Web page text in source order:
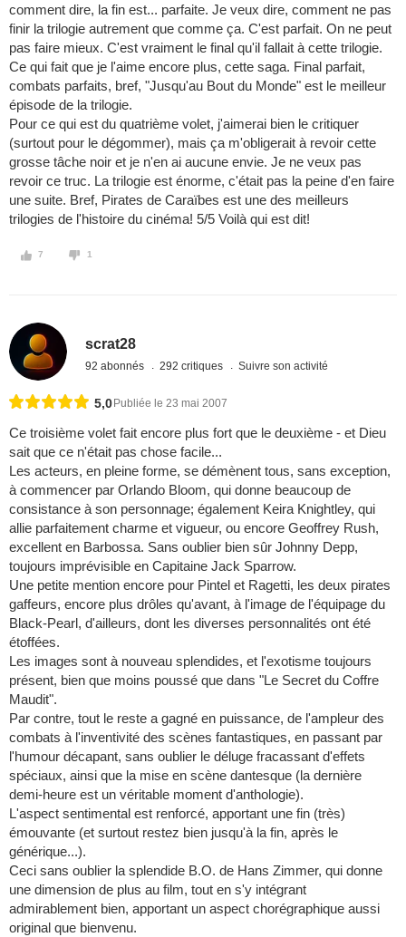
comment dire, la fin est... parfaite. Je veux dire, comment ne pas
finir la trilogie autrement que comme ça. C'est parfait. On ne peut
pas faire mieux. C'est vraiment le final qu'il fallait à cette trilogie.
Ce qui fait que je l'aime encore plus, cette saga. Final parfait,
combats parfaits, bref, "Jusqu'au Bout du Monde" est le meilleur
épisode de la trilogie.
Pour ce qui est du quatrième volet, j'aimerai bien le critiquer
(surtout pour le dégommer), mais ça m'obligerait à revoir cette
grosse tâche noir et je n'en ai aucune envie. Je ne veux pas
revoir ce truc. La trilogie est énorme, c'était pas la peine d'en faire
une suite. Bref, Pirates de Caraïbes est une des meilleurs
trilogies de l'histoire du cinéma! 5/5 Voilà qui est dit!
7 1
scrat28
92 abonnés 292 critiques Suivre son activité
5,0 Publiée le 23 mai 2007
Ce troisième volet fait encore plus fort que le deuxième - et Dieu
sait que ce n'était pas chose facile...
Les acteurs, en pleine forme, se démènent tous, sans exception,
à commencer par Orlando Bloom, qui donne beaucoup de
consistance à son personnage; également Keira Knightley, qui
allie parfaitement charme et vigueur, ou encore Geoffrey Rush,
excellent en Barbossa. Sans oublier bien sûr Johnny Depp,
toujours imprévisible en Capitaine Jack Sparrow.
Une petite mention encore pour Pintel et Ragetti, les deux pirates
gaffeurs, encore plus drôles qu'avant, à l'image de l'équipage du
Black-Pearl, d'ailleurs, dont les diverses personnalités ont été
étoffées.
Les images sont à nouveau splendides, et l'exotisme toujours
présent, bien que moins poussé que dans "Le Secret du Coffre
Maudit".
Par contre, tout le reste a gagné en puissance, de l'ampleur des
combats à l'inventivité des scènes fantastiques, en passant par
l'humour décapant, sans oublier le déluge fracassant d'effets
spéciaux, ainsi que la mise en scène dantesque (la dernière
demi-heure est un véritable moment d'anthologie).
L'aspect sentimental est renforcé, apportant une fin (très)
émouvante (et surtout restez bien jusqu'à la fin, après le
générique...).
Ceci sans oublier la splendide B.O. de Hans Zimmer, qui donne
une dimension de plus au film, tout en s'y intégrant
admirablement bien, apportant un aspect chorégraphique aussi
original que bienvenu.